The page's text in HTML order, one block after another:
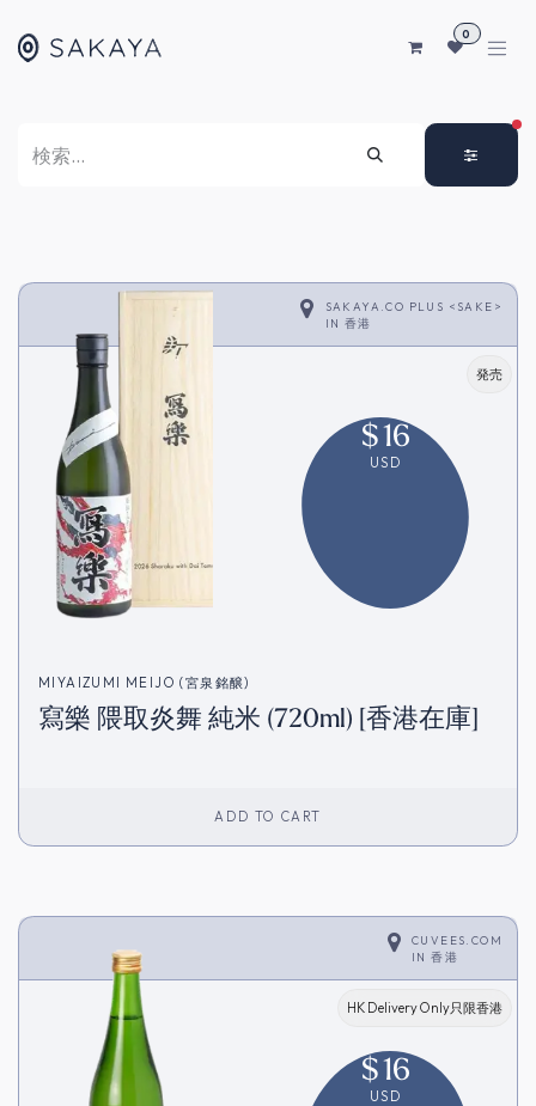
0
SAKAYA.CO PLUS <SAKE>
IN 香港
発売
$16
USD
MIYAIZUMI MEIJO (宮泉銘醸)
寫樂 隈取炎舞 純米 (720ml) [香港在庫]
ADD TO CART
CUVEES.COM
IN香港
HK Delivery Only只限香港
$16
USD